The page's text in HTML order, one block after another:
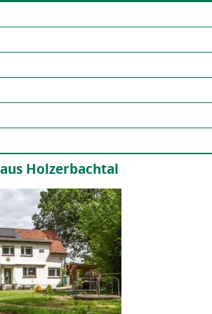
Holzerbachtal